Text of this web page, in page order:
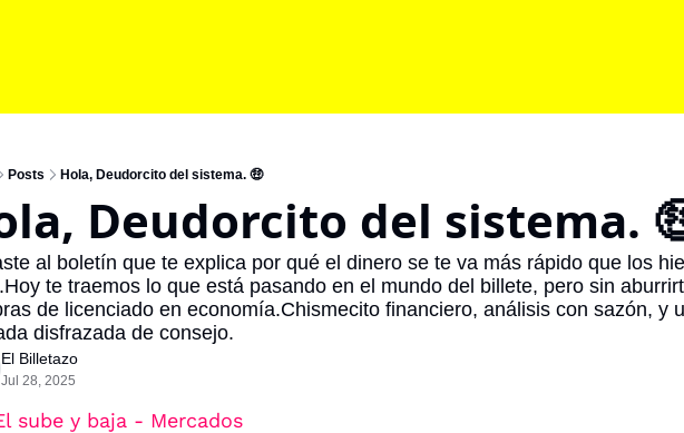
Posts Hola, Deudorcito del sistema. 🤑
Deudorcito del sistema.
al boletín que te explica por qué el dinero se te va más rápido que los
te traemos lo que está pasando en el mundo del billete, pero sin
de licenciado en economía.Chismecito financiero, análisis con sazón, y
disfrazada de consejo.
El Billetazo
Jul 28, 2025
sube y baja - Mercados